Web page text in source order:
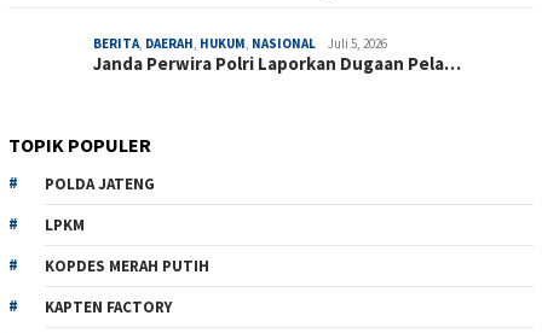
BERITA, DAERAH, HUKUM, NASIONAL Juli 5, 2026
Janda Perwira Polri Laporkan Dugaan Pela…
TOPIK POPULER
POLDA JATENG
LPKM
KOPDES MERAH PUTIH
KAPTEN FACTORY